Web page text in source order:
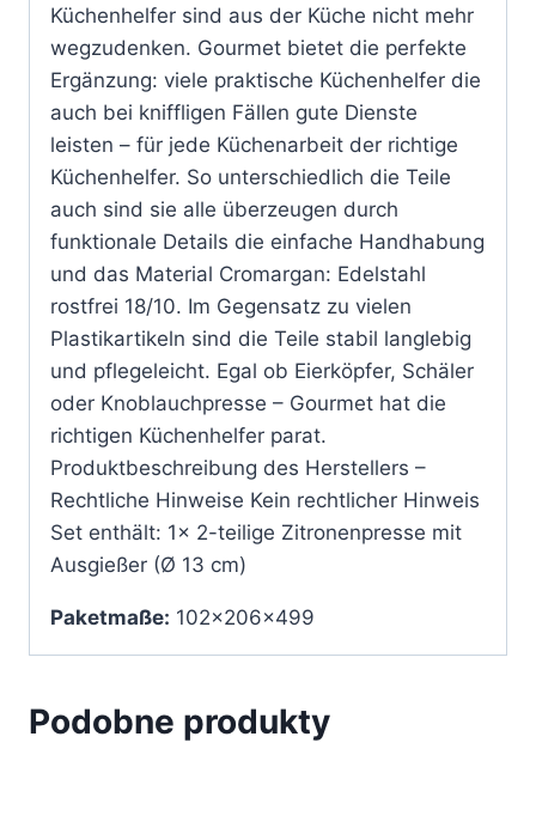
Küchenhelfer sind aus der Küche nicht mehr
wegzudenken. Gourmet bietet die perfekte
Ergänzung: viele praktische Küchenhelfer die
auch bei kniffligen Fällen gute Dienste
leisten – für jede Küchenarbeit der richtige
Küchenhelfer. So unterschiedlich die Teile
auch sind sie alle überzeugen durch
funktionale Details die einfache Handhabung
und das Material Cromargan: Edelstahl
rostfrei 18/10. Im Gegensatz zu vielen
Plastikartikeln sind die Teile stabil langlebig
und pflegeleicht. Egal ob Eierköpfer, Schäler
oder Knoblauchpresse – Gourmet hat die
richtigen Küchenhelfer parat.
Produktbeschreibung des Herstellers –
Rechtliche Hinweise Kein rechtlicher Hinweis
Set enthält: 1x 2-teilige Zitronenpresse mit
Ausgießer (Ø 13 cm)
Paketmaße: 102x206x499
Podobne produkty